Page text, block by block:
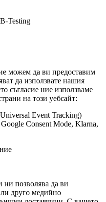
Testing
можем да ви предоставим
да използвате нашия
съгласие ние използваме
на този уебсайт:
Event Tracking)
Consent Mode, Klarna,
ни позволява да ви
друго медийно